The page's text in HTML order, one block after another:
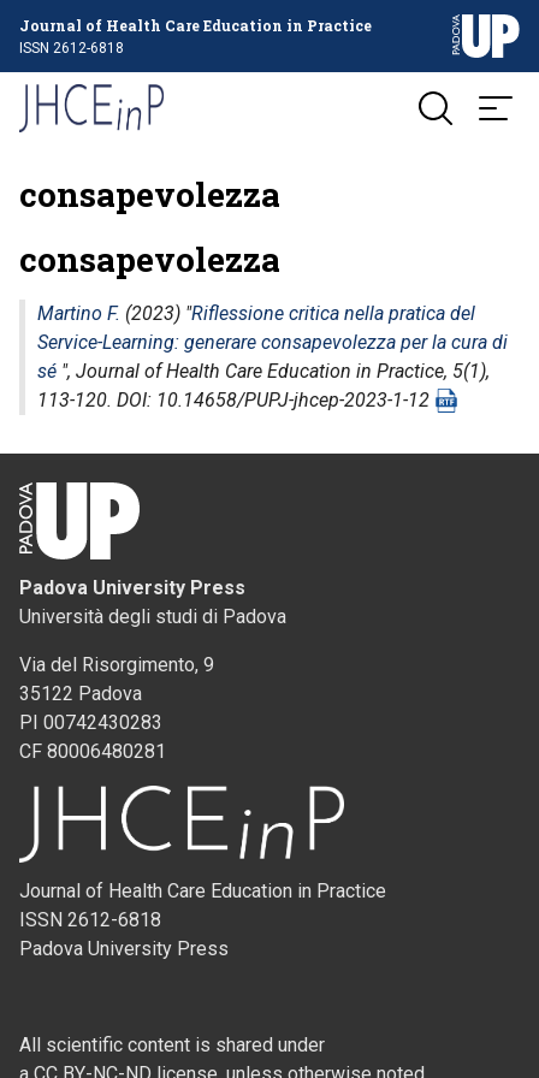
Journal of Health Care Education in Practice
ISSN 2612-6818
consapevolezza
consapevolezza
Martino F. (2023) "Riflessione critica nella pratica del
Service-Learning: generare consapevolezza per la cura di
sé ", Journal of Health Care Education in Practice, 5(1),
113-120. DOI: 10.14658/PUPJ-jhcep-2023-1-12
Padova University Press
Università degli studi di Padova
Via del Risorgimento, 9
35122 Padova
PI 00742430283
CF 80006480281
Journal of Health Care Education in Practice
ISSN 2612-6818
Padova University Press
All scientific content is shared under